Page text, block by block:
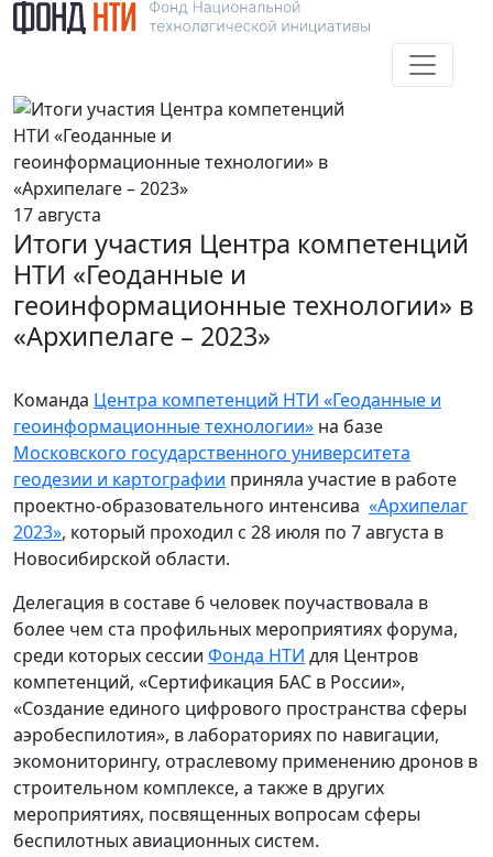
17 августа
Итоги участия Центра компетенций
НТИ «Геоданные и
геоинформационные технологии» в
«Архипелаге – 2023»
Команда Центра компетенций НТИ «Геоданные и
геоинформационные технологии» на базе
Московского государственного университета
геодезии и картографии приняла участие в работе
проектно-образовательного интенсива «Архипелаг
2023», который проходил с 28 июля по 7 августа в
Новосибирской области.
Делегация в составе 6 человек поучаствовала в
более чем ста профильных мероприятиях форума,
среди которых сессии Фонда НТИ для Центров
компетенций, «Сертификация БАС в России»,
«Создание единого цифрового пространства сферы
аэробеспилотия», в лабораториях по навигации,
экомониторингу, отраслевому применению дронов в
строительном комплексе, а также в других
мероприятиях, посвященных вопросам сферы
беспилотных авиационных систем.